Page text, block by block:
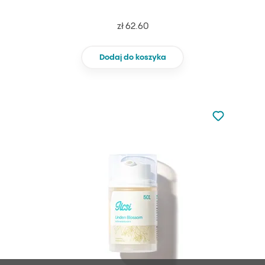
zł 62.60
Dodaj do koszyka
Nie dodano
Dodaj do